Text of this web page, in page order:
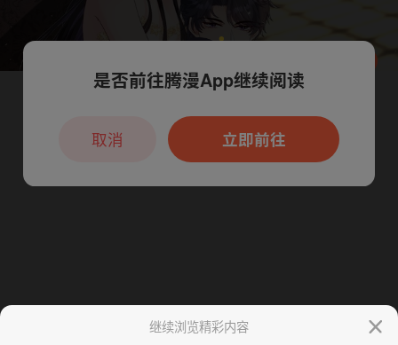
腾漫App免费看
继续浏览精彩内容
本章节仅支持App阅读，可打开App新用
户7天免费看
是否前往腾漫App继续阅读
立即前往
取消